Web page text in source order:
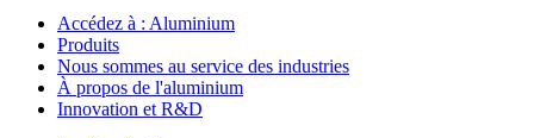
Accédez à : Aluminium
Produits
Nous sommes au service des industries
À propos de l'aluminium
Innovation et R&D